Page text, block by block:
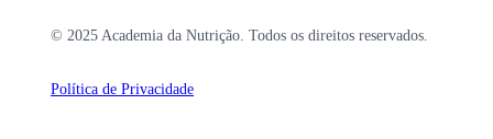
© 2025 Academia da Nutrição. Todos os direitos reservados.
Política de Privacidade